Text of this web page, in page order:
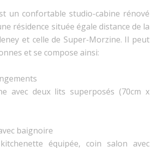
un confortable studio-cabine rénové
résidence située égale distance de la
et celle de Super-Morzine. Il peut
et se compose ainsi:
avec deux lits superposés (70cm x
baignoire
équipée, coin salon avec